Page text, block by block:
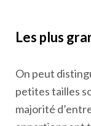
Les plus
On peut
petites tailles
majorité